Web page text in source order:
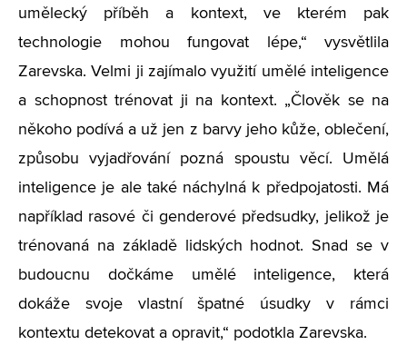
umělecký příběh a kontext, ve kterém pak
technologie mohou fungovat lépe,“ vysvětlila
Zarevska. Velmi ji zajímalo využití umělé inteligence
a schopnost trénovat ji na kontext. „Člověk se na
někoho podívá a už jen z barvy jeho kůže, oblečení,
způsobu vyjadřování pozná spoustu věcí. Umělá
inteligence je ale také náchylná k předpojatosti. Má
například rasové či genderové předsudky, jelikož je
trénovaná na základě lidských hodnot. Snad se v
budoucnu dočkáme umělé inteligence, která
dokáže svoje vlastní špatné úsudky v rámci
kontextu detekovat a opravit,“ podotkla Zarevska.